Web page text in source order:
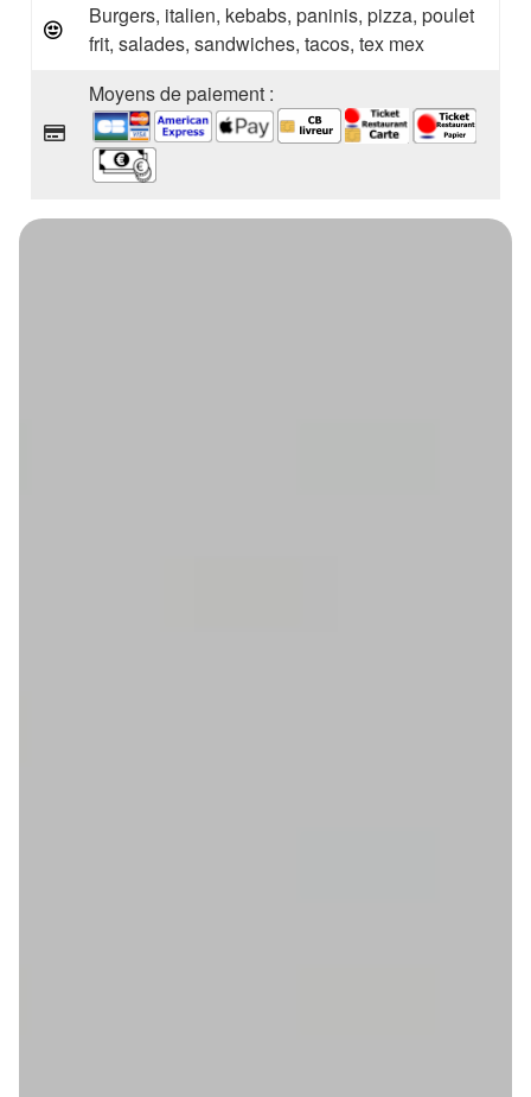
Burgers, italien, kebabs, paninis, pizza, poulet
frit, salades, sandwiches, tacos, tex mex
Moyens de paiement :